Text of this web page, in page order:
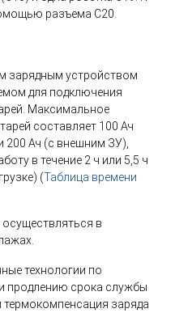
разъема С20.
зарядным устройством
для подключения
Максимальное
составляет 100 Ач
200 Ач (с внешним ЗУ),
в течение 2 ч или 5,5 ч
(Таблица времени
в
технологии по
продлению срока службы
термокомпенсация заряда